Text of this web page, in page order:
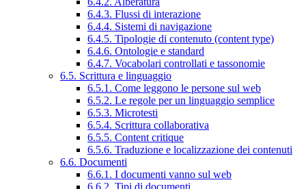
6.4.3. Flussi di interazione
6.4.4. Sistemi di navigazione
6.4.5. Tipologie di contenuto (content type)
6.4.6. Ontologie e standard
6.4.7. Vocabolari controllati e tassonomie
6.5. Scrittura e linguaggio
6.5.1. Come leggono le persone sul web
6.5.2. Le regole per un linguaggio semplice
6.5.3. Microtesti
6.5.4. Scrittura collaborativa
6.5.5. Content critique
6.5.6. Traduzione e localizzazione dei contenuti
6.6. Documenti
6.6.1. I documenti vanno sul web
6.6.2. Tipi di documenti